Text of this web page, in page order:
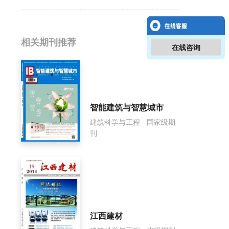
相关提问
预应力技术影响因子是多少？
预应力技术怎么样？
预应力技术面费如何收取？
预应力技术是什么级别刊物？
预应力技术审稿要多久？
预应力技术是国家级期刊吗？
相关期刊推荐
智能建筑与智慧城市
建筑科学与工程 - 国家级期
刊
江西建材
在线咨询